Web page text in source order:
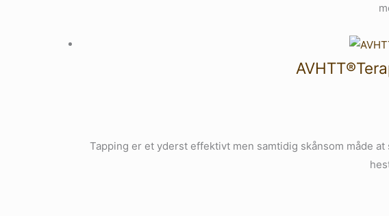
Tapping er et yderst effektivt men samtidig skånsom måde